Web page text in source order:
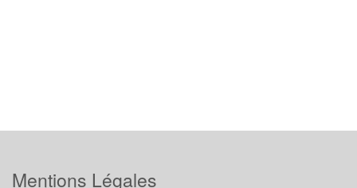
Mentions Légales